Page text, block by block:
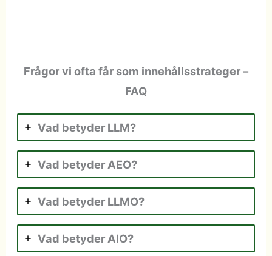
Frågor vi ofta får som innehållsstrateger –
FAQ
Vad betyder LLM?
Vad betyder AEO?
Vad betyder LLMO?
Vad betyder AIO?